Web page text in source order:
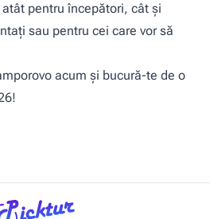
pentru începători, cât și
sau pentru cei care vor să
acum și bucură-te de o